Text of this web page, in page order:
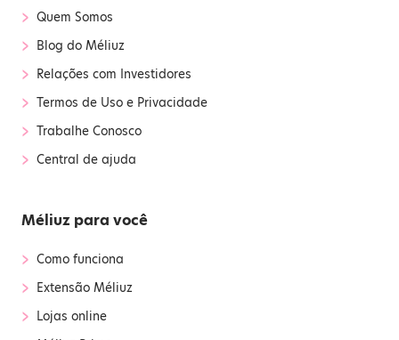
› Quem Somos
› Blog do Méliuz
› Relações com Investidores
› Termos de Uso e Privacidade
› Trabalhe Conosco
› Central de ajuda
Méliuz para você
› Como funciona
› Extensão Méliuz
› Lojas online